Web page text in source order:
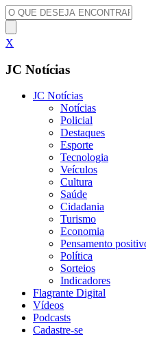
X
JC Notícias
JC Notícias
Notícias
Policial
Destaques
Esporte
Tecnologia
Veículos
Cultura
Saúde
Cidadania
Turismo
Economia
Pensamento
Política
Sorteios
Indicadores
Flagrante Digital
Vídeos
Podcasts
Cadastre-se